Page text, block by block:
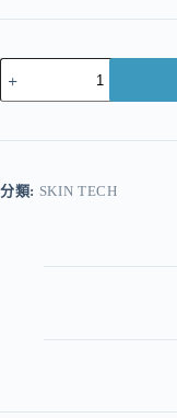
r
分類: SKIN TECH